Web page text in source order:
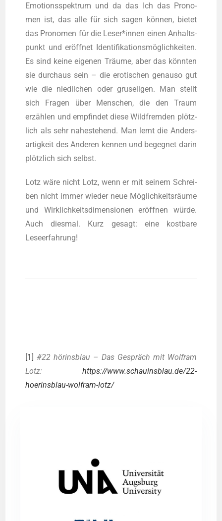
Emo­ti­ons­spek­trum und da das Ich das Pro­no­
men ist, das alle für sich sagen kön­nen, bie­tet
das Pro­no­men für die Leser*innen einen Anhalts­
punkt und eröff­net Iden­ti­fi­ka­ti­ons­mög­lich­kei­ten.
Es sind kei­ne eige­nen Träu­me, aber das könn­ten
sie durch­aus sein – die ero­ti­schen genau­so gut
wie die nied­li­chen oder gru­se­li­gen. Man stellt
sich Fra­gen über Men­schen, die den Traum
erzäh­len und emp­fin­det die­se Wild­frem­den plötz­
lich als sehr nahe­ste­hend. Man lernt die Anders­
ar­tig­keit des Ande­ren ken­nen und begeg­net dar­in
plötz­lich sich selbst.
Lotz wäre nicht Lotz, wenn er mit sei­nem Schrei­
ben nicht immer wie­der neue Mög­lich­keits­räu­me
und Wirk­lich­keits­di­men­sio­nen eröff­nen wür­de.
Auch dies­mal. Kurz gesagt: eine kost­ba­re
Leseerfahrung!
[1] #22 hörins­blau – Das Gespräch mit Wolf­ram
Lotz: https://www.schauinsblau.de/22-
hoerinsblau-wolfram-lotz/